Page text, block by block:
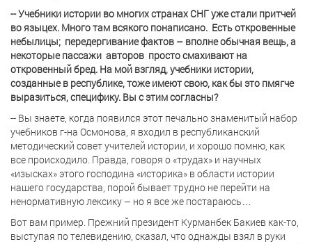
-- Учебники истории во многих странах СНГ уже стали притчей
во языцех. Много там всякого понаписано. Есть откровенные
небылицы; передергивание фактов – вполне обычная вещь, а
некоторые пассажи авторов просто смахивают на
откровенный бред. На мой взгляд, учебники истории,
созданные в республике, тоже имеют свою, как бы это пмягче
выразиться, специфику. Вы с этим согласны?
-- Вы знаете, когда появился этот печально знаменитый набор
учебников г-на Осмонова, я входил в республиканский
методический совет учителей истории, и хорошо помню, как
все происходило. Правда, говоря о «трудах» и научных
«изысках» этого господина «историка» в области истории
нашего государства, порой бывает трудно не перейти на
ненормативную лексику – но я все же постараюсь…
Вот вам пример. Прежний президент Курманбек Бакиев как-то,
выступая по телевидению, сказал, что однажды взял в руки